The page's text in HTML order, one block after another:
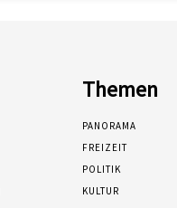
Themen
PANORAMA
FREIZEIT
POLITIK
KULTUR